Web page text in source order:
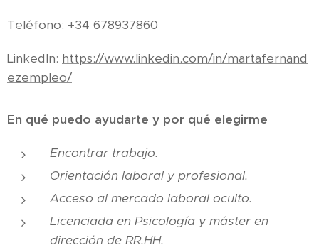
Teléfono: +34 678937860
LinkedIn: https://www.linkedin.com/in/martafernand
ezempleo/
En qué puedo ayudarte y por qué elegirme
Encontrar trabajo.
Orientación laboral y profesional.
Acceso al mercado laboral oculto.
Licenciada en Psicología y máster en
dirección de RR.HH.